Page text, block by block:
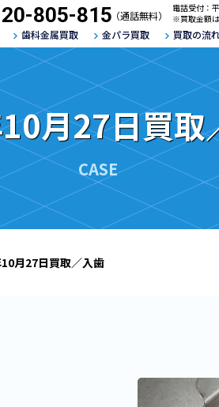
805-815（通話無料）
電話受付：
※買取金額
歯科金属買取 金パラ買取 買取の流
月27日買取
CASE
月27日買取／入歯